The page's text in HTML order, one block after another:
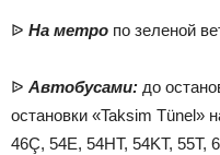
ᐉ На метро по зеленой
ᐉ Автобусами: до
остановки «Taksim Tünel»
46Ç, 54E, 54HT, 54KT, 55T,